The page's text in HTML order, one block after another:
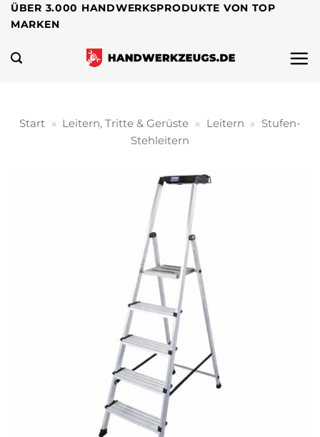
Zum
Inhalt
springen
ÜBER 3.000 HANDWERKSPRODUKTE VON TOP
MARKEN
Start » Leitern, Tritte & Gerüste » Leitern » Stufen-
Stehleitern